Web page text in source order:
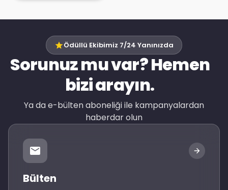
Ödüllü Ekibimiz 7/24 Yanınızda
Sorunuz mu var? Hemen
bizi arayın.
Ya da e-bülten aboneliği ile kampanyalardan
haberdar olun
Bülten